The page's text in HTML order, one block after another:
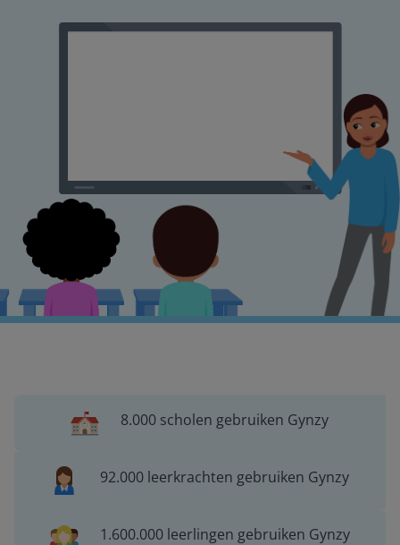
8.000 scholen gebruiken Gynzy
92.000 leerkrachten gebruiken Gynzy
1.600.000 leerlingen gebruiken Gynzy